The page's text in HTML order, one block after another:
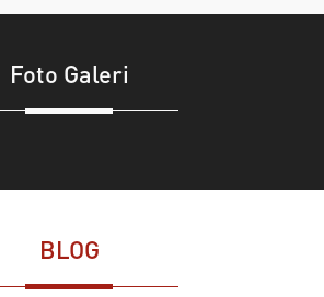
Foto Galeri
BLOG